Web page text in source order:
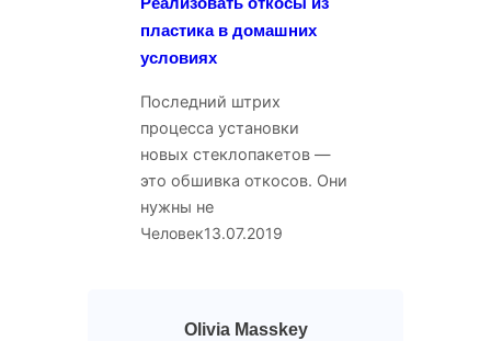
Реализовать откосы из
пластика в домашних
условиях
Последний штрих
процесса установки
новых стеклопакетов —
это обшивка откосов. Они
нужны не
Человек13.07.2019
Olivia Masskey